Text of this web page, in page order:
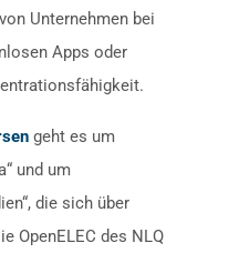
Unternehmen bei
Apps oder
geht es um
und um
die sich über
OpenELEC des NLQ